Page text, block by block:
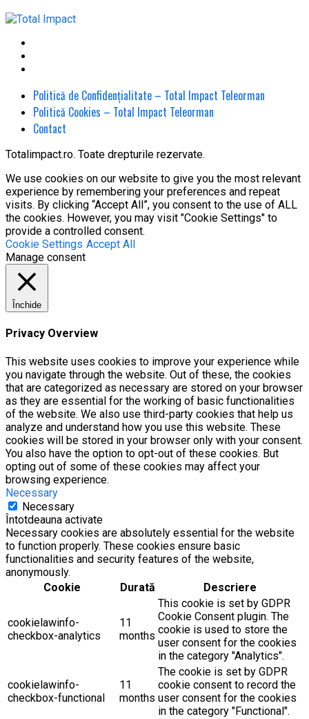
Politică de Confidențialitate – Total Impact Teleorman
Politică Cookies – Total Impact Teleorman
Contact
Totalimpact.ro. Toate drepturile rezervate.
We use cookies on our website to give you the most relevant
experience by remembering your preferences and repeat
visits. By clicking “Accept All”, you consent to the use of ALL
the cookies. However, you may visit "Cookie Settings" to
provide a controlled consent.
Cookie Settings Accept All
Manage consent
Închide
Privacy Overview
This website uses cookies to improve your experience while
you navigate through the website. Out of these, the cookies
that are categorized as necessary are stored on your browser
as they are essential for the working of basic functionalities
of the website. We also use third-party cookies that help us
analyze and understand how you use this website. These
cookies will be stored in your browser only with your consent.
You also have the option to opt-out of these cookies. But
opting out of some of these cookies may affect your
browsing experience.
Necessary
Necessary
Întotdeauna activate
Necessary cookies are absolutely essential for the website
to function properly. These cookies ensure basic
functionalities and security features of the website,
anonymously.
Cookie
Durată Descriere
cookielawinfo-
checkbox-analytics
11
months
This cookie is set by GDPR
Cookie Consent plugin. The
cookie is used to store the
user consent for the cookies
in the category "Analytics".
cookielawinfo-
checkbox-functional
11
months
The cookie is set by GDPR
cookie consent to record the
user consent for the cookies
in the category "Functional".